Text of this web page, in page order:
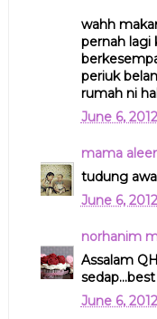
wahh
pernah lagi
periuk
rumah ni
June 6,
mama
tudung
June 6,
norhanim
Assalam
June 6,